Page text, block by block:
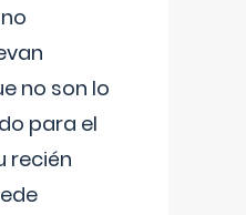
no son lo
para el
recién